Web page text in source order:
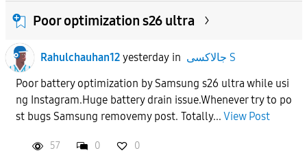
Poor optimization s26 ultra
Rahulchauhan12 yesterdayin
جالاكسى S
Poor battery optimization by Samsung s26 ultra while usi
ng Instagram.Huge battery drain issue.Whenever try to po
st bugs Samsung removemy post. Totally... View Post
57 0 0